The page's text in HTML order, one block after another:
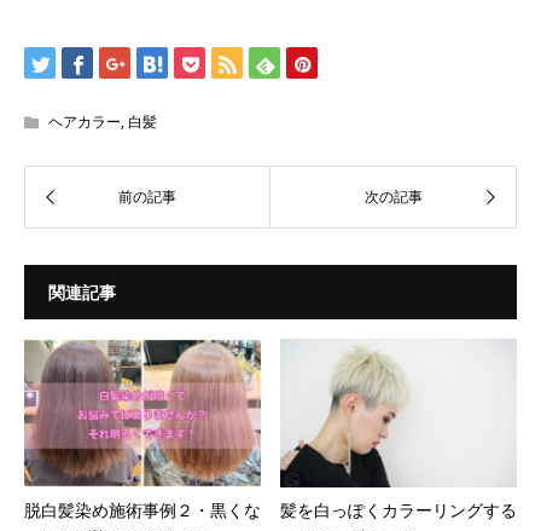
ヘアカラー,白髪
関連記事
脱白髪染め施術事例２・黒くな
髪を白っぽくカラーリングする